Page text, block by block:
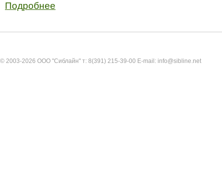
Подробнее
© 2003-2026 ООО "Сиблайн" т: 8(391) 215-39-00 E-mail: info@sibline.net